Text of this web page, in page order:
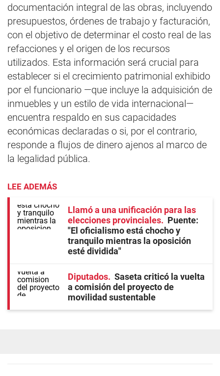
documentación integral de las obras, incluyendo
presupuestos, órdenes de trabajo y facturación,
con el objetivo de determinar el costo real de las
refacciones y el origen de los recursos
utilizados. Esta información será crucial para
establecer si el crecimiento patrimonial exhibido
por el funcionario —que incluye la adquisición de
inmuebles y un estilo de vida internacional—
encuentra respaldo en sus capacidades
económicas declaradas o si, por el contrario,
responde a flujos de dinero ajenos al marco de
la legalidad pública.
LEE ADEMÁS
Llamó a una unificación para las
elecciones provinciales
Puente:
"El oficialismo está chocho y
tranquilo mientras la oposición
esté dividida"
Diputados
Saseta criticó la vuelta
a comisión del proyecto de
movilidad sustentable